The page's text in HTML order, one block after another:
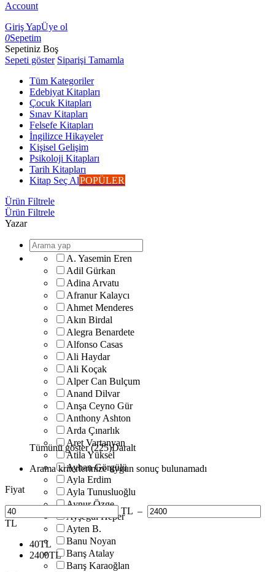
Account
Giriş YapÜye ol
0Sepetim
Sepetiniz Boş
Sepeti göster Siparişi Tamamla
Tüm Kategoriler
Edebiyat Kitapları
Çocuk Kitapları
Sınav Kitapları
Felsefe Kitapları
İngilizce Hikayeler
Kişisel Gelişim
Psikoloji Kitapları
Tarih Kitapları
Kitap Seç AlPOPÜLER
Ürün Filtrele
Ürün Filtrele
Yazar
A. Yasemin Eren
Adil Gürkan
Adina Arvatu
Afranur Kalaycı
Ahmet Menderes
Akın Birdal
Alegra Benardete
Alfonso Casas
Ali Haydar
Ali Koçak
Alper Can Bulçum
Anand Dilvar
Anşa Ceyno Gür
Anthony Ashton
Arda Çınarlık
Aret Vartanyan
Atila Yüksel
Ayhan Görgülü
Ayla Erdim
Ayla Tunusluoğlu
Aynur Özge
Ayşegül Heper
Ayten B.
Banu Noyan
Barış Atalay
Barış Karaoğlan
Tümünü göster (225)Daralt
Arama kriterlerinize uygun sonuç bulunamadı
Fiyat
TL –
TL
40TL
2400TL